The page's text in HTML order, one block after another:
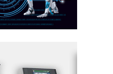
PANEL-OM
rešenja za
i logističke